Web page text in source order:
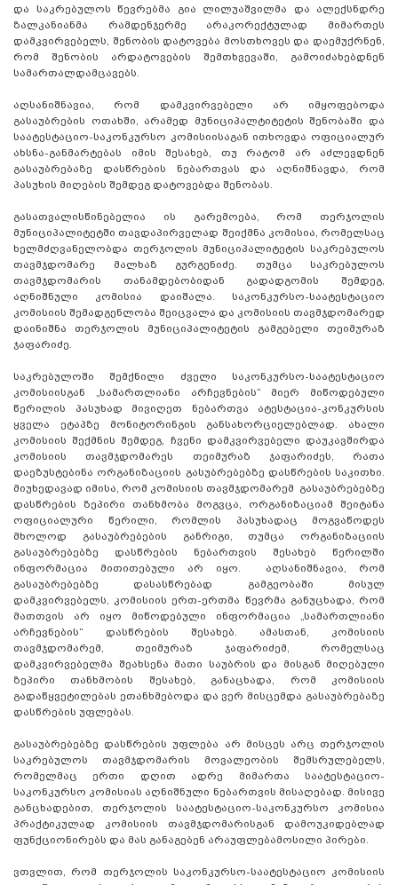
და საკრებულოს წევრებმა გია ლილუაშვილმა და ალექსნდრე
ზალკანიანმა რამდენჯერმე არაკორექტულად მიმართეს
დამკვირვებელს, შენობის დატოვება მოსთხოვეს და დაემუქრნენ,
რომ შენობის არდატოვების შემთხვევაში, გამოიძახებდნენ
სამართალდამცავებს.
აღსანიშნავია, რომ დამკვირვებელი არ იმყოფებოდა
გასაუბრების ოთახში, არამედ მუნიციპალტიტეტის შენობაში და
საატესტაციო-საკონკურსო კომისიისაგან ითხოვდა ოფიციალურ
ახსნა-განმარტებას იმის შესახებ, თუ რატომ არ აძლევდნენ
გასაუბრებაზე დასწრების ნებართვას და აღნიშნავდა, რომ
პასუხის მიღების შემდეგ დატოვებდა შენობას.
გასათვალისწინებელია ის გარემოება, რომ თერჯოლის
მუნიციპალიტეტში თავდაპირველად შეიქმნა კომისია, რომელსაც
ხელმძღვანელობდა თერჯოლის მუნიციპალიტეტის საკრებულოს
თავმჯდომარე მალხაზ გურგენიძე. თუმცა საკრებულოს
თავმჯდომარის თანამდებობიდან გადადგომის შემდეგ,
აღნიშნული კომისია დაიშალა. საკონკურსო-საატესტაციო
კომისიის შემადგენლობა შეიცვალა და კომისიის თავმჯდომარედ
დაინიშნა თერჯოლის მუნიციპალიტეტის გამგებელი თეიმურაზ
ჯაფარიძე.
საკრებულოში შემქნილი ძველი საკონკურსო-საატესტაციო
კომისიისგან „სამართლიანი არჩევნების“ მიერ მიწოდებული
წერილის პასუხად მივიღეთ ნებართვა ატესტაცია-კონკურსის
ყველა ეტაპზე მონიტორინგის განსახორციელებლად. ახალი
კომისიის შექმნის შემდეგ, ჩვენი დამკვირვებელი დაუკავშირდა
კომისიის თავმჯდომარეს თეიმურაზ ჯაფარიძეს, რათა
დაეზუსტებინა ორგანიზაციის გასუბრებებზე დასწრების საკითხი.
მიუხედავად იმისა, რომ კომისიის თავმჯდომარემ გასაუბრებებზე
დასწრების ზეპირი თანხმობა მოგვცა, ორგანიზაციამ შეიტანა
ოფიციალური წერილი, რომლის პასუხადაც მოგვაწოდეს
მხოლოდ გასაუბრებების განრიგი, თუმცა ორგანიზაციის
გასაუბრებებზე დასწრების ნებართვის შესახებ წერილში
ინფორმაცია მითითებული არ იყო. აღსანიშნავია, რომ
გასაუბრებებზე დასასწრებად გამგეობაში მისულ
დამკვირვებელს, კომისიის ერთ-ერთმა წევრმა განუცხადა, რომ
მათთვის არ იყო მიწოდებული ინფორმაცია „სამართლიანი
არჩევნების“ დასწრების შესახებ. ამასთან, კომისიის
თავმჯდომარემ, თეიმურაზ ჯაფარიძემ, რომელსაც
დამკვირვებელმა შეახსენა მათი საუბრის და მისგან მიღებული
ზეპირი თანხმობის შესახებ, განაცხადა, რომ კომისიის
გადაწყვეტილებას ეთანხმებოდა და ვერ მისცემდა გასაუბრებაზე
დასწრების უფლებას.
გასაუბრებებზე დასწრების უფლება არ მისცეს არც თერჯოლის
საკრებულოს თავმჯდომარის მოვალეობის შემსრულებელს,
რომელმაც ერთი დღით ადრე მიმართა საატესტაციო-
საკონკურსო კომისიას აღნიშნული ნებართვის მისაღებად. მისივე
განცხადებით, თერჯოლის საატესტაციო-საკონკურსო კომისია
პრაქტიკულად კომისიის თავმჯდომარისგან დამოუკიდებლად
ფუნქციონირებს და მას განაგებენ არაუფლებამოსილი პირები.
ვთვლით, რომ თერჯოლის საკონკურსო-საატესტაციო კომისიის